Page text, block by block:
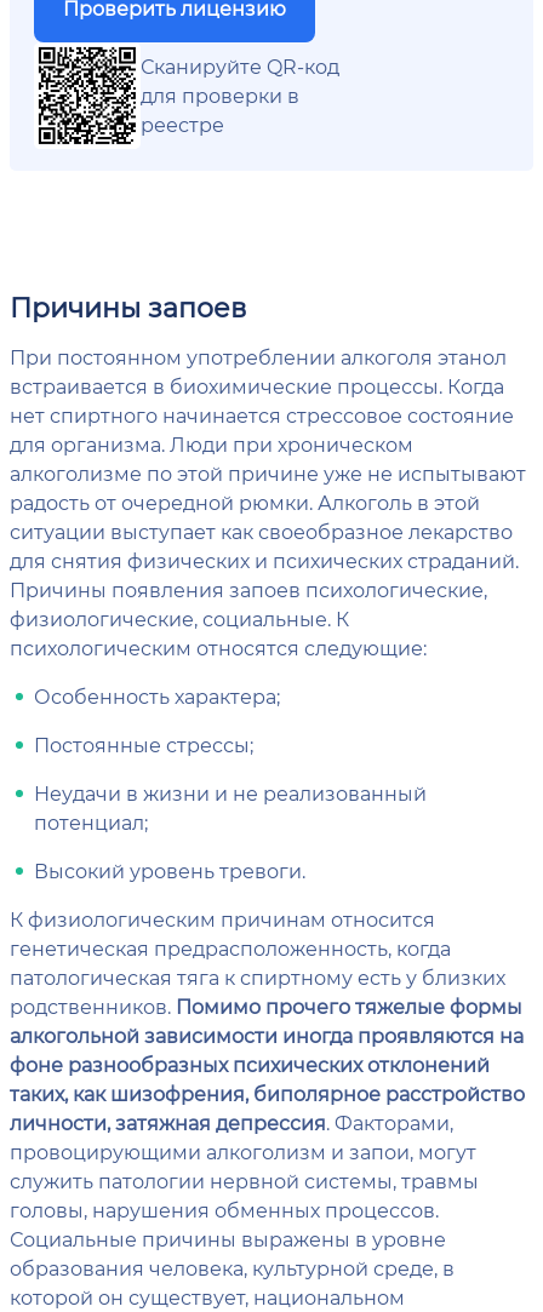
Проверить лицензию
Сканируйте QR-код
для проверки в
реестре
Причины запоев
При постоянном употреблении алкоголя этанол
встраивается в биохимические процессы. Когда
нет спиртного начинается стрессовое состояние
для организма. Люди при хроническом
алкоголизме по этой причине уже не испытывают
радость от очередной рюмки. Алкоголь в этой
ситуации выступает как своеобразное лекарство
для снятия физических и психических страданий.
Причины появления запоев психологические,
физиологические, социальные. К
психологическим относятся следующие:
Особенность характера;
Постоянные стрессы;
Неудачи в жизни и не реализованный
потенциал;
Высокий уровень тревоги.
К физиологическим причинам относится
генетическая предрасположенность, когда
патологическая тяга к спиртному есть у близких
родственников. Помимо прочего тяжелые формы
алкогольной зависимости иногда проявляются на
фоне разнообразных психических отклонений
таких, как шизофрения, биполярное расстройство
личности, затяжная депрессия. Факторами,
провоцирующими алкоголизм и запои, могут
служить патологии нервной системы, травмы
головы, нарушения обменных процессов.
Социальные причины выражены в уровне
образования человека, культурной среде, в
которой он существует, национальном